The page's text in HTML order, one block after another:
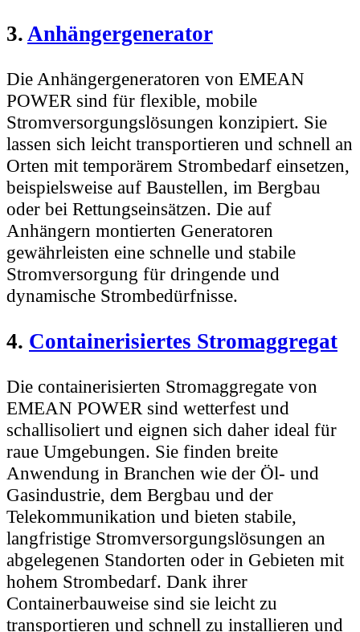
3. Anhängergenerator
Die Anhängergeneratoren von EMEAN
POWER sind für flexible, mobile
Stromversorgungslösungen konzipiert. Sie
lassen sich leicht transportieren und schnell an
Orten mit temporärem Strombedarf einsetzen,
beispielsweise auf Baustellen, im Bergbau
oder bei Rettungseinsätzen. Die auf
Anhängern montierten Generatoren
gewährleisten eine schnelle und stabile
Stromversorgung für dringende und
dynamische Strombedürfnisse.
4. Containerisiertes Stromaggregat
Die containerisierten Stromaggregate von
EMEAN POWER sind wetterfest und
schallisoliert und eignen sich daher ideal für
raue Umgebungen. Sie finden breite
Anwendung in Branchen wie der Öl- und
Gasindustrie, dem Bergbau und der
Telekommunikation und bieten stabile,
langfristige Stromversorgungslösungen an
abgelegenen Standorten oder in Gebieten mit
hohem Strombedarf. Dank ihrer
Containerbauweise sind sie leicht zu
transportieren und schnell zu installieren und